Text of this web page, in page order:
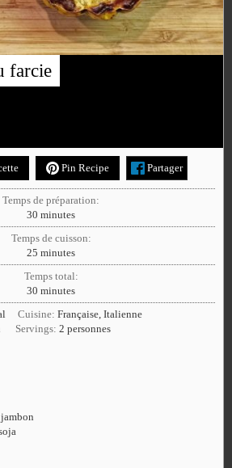
farcie
Pin Recipe Partager
Temps de préparation:
30 minutes
Temps de cuisson:
25 minutes
Temps total:
30 minutes
Cuisine:Française, Italienne
Servings:2 personnes